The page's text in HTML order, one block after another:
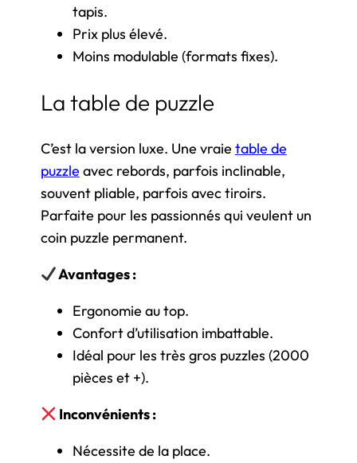
tapis.
Prix plus élevé.
Moins modulable (formats fixes).
La table de puzzle
C’est la version luxe. Une vraie table de
puzzle avec rebords, parfois inclinable,
souvent pliable, parfois avec tiroirs.
Parfaite pour les passionnés qui veulent un
coin puzzle permanent.
Avantages :
Ergonomie au top.
Confort d’utilisation imbattable.
Idéal pour les très gros puzzles (2000
pièces et +).
Inconvénients :
Nécessite de la place.